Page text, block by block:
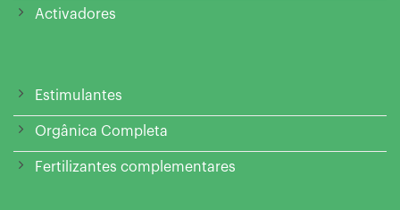
Activadores
Estimulantes
Orgânica Completa
Fertilizantes complementares